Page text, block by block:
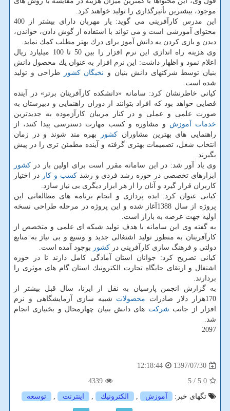
موجود، بیشترین تأثیرگذاری را تولید خواهند كرد.
این مدرس كارآفرینی می گوید: یار مهربان دارای بیشتر از 400
محتوای آموزشی است و می تواند با استفاده از گوش دادن، خواندن،
دیدن و بازی كردن به دانش آموز برای درك بهتر مطلب كمك نماید.
وی هزینه راه اندازی این نرم افزار را بین 50 تا 100 میلیارد ریال
اعلام نمود و اظهار داشت: این نرم افزار به عنوان یك محصول دانش
بنیان توسط شركتهای دانش بنیان و نخبگان كشور
طراحی و تولید
شده است.
كیانی خاطرنشان كرد: سامانه «دانشكده كارآفرینان برتر» در آینده
فضایی خواهد بود كه افراد بتوانند از دوران راهنمایی و دبیرستان به
صورت علمی و عملی و در كنار مربیان كارآزموده به جدیدترین
خدمات آموزش و مشاوره و كسب مهارت دسترسی پیدا كنند، از
راهنمایی های بهترین مشاوران كشور
بهره مند شوند و در زمان
انتخاب شغل، تصمیمات بهتری گرفته و آینده مطمئن تری را در پیش
بگیرند.
وی یاد آور شد: در این سامانه مقرر است برای اولین بار در كشور
ابزارهای تخصصی در حوزه رشد فردی و رشدكسب و كار در اختیار
كاربران قرار گیرد و آنان را از هر ابزار دیگری بی نیاز سازد.
كیانی عنوان كرد: ایده پردازی و انجام برنامه های مطالعاتی این
پروژه از سال 1388آغاز شده و این پروژه در مرحله طراحی نسخه
اولیه جهت عرضه به بازار است.
به گفته وی این سامانه با هدف تولید شبكه ای علمی و متخصص از
كارآفرینان به منظور تولید اشتغالی جدید و وسیع و بی نیاز به منابع
دولتی و فرهنگ سازی كارآفرینی در كشور بوجود آمده است.
كیانی تصریح كرد: جوانان استان آمادگی كامل دارند تا در حوزه
اشتغال و ارتقای جایگاه تجارت الكترونیك استان گام های موثری را
بردارند.
به گزارش انجمن پارسیان به نقل از ایرنا، سال قبل بیشتر از
170هزار دلار صادرات
محصولات شبیه سازی آزمایشگاهی و نرم
افزار از جانب شركت های دانش بنیان چهارمحال و بختیاری انجام
شد.
2097
1397/07/30
12:18:44
5.0
/ 5
4339
تگهای خبر:
آموزش , الكترونیك , اینترنت , توسعه